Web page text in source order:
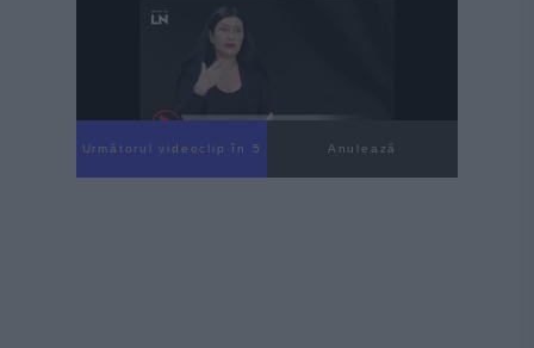
Următorul videoclip în 4 Anulează